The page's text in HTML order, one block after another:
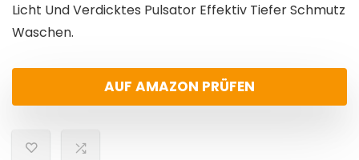
Licht Und Verdicktes Pulsator Effektiv Tiefer Schmutz
Waschen.
AUF AMAZON PRÜFEN